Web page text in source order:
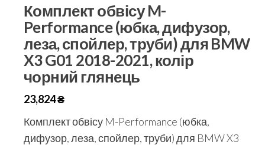
Комплект обвісу M-
Performance (юбка, дифузор,
леза, спойлер, труби) для BMW
X3 G01 2018-2021, колір
чорний глянець
23,824₴
Комплект обвісу M-Performance (юбка,
дифузор, леза, спойлер, труби) для BMW X3